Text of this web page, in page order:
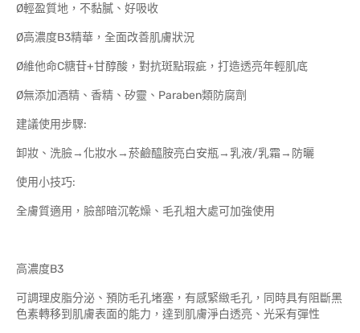
Ø輕盈質地，不黏膩、好吸收
Ø高濃度B3精華，全面改善肌膚狀況
Ø維他命C糖苷+甘醇酸，對抗斑點瑕疵，打造透亮年輕肌底
Ø無添加酒精、香精、矽靈、Paraben類防腐劑
建議使用步驟:
卸妝、洗臉→化妝水→菸鹼醯胺亮白安瓶→乳液/乳霜→防曬
使用小技巧:
全膚質適用，臉部暗沉乾燥、毛孔粗大處可加強使用
高濃度B3
可調理皮脂分泌、預防毛孔堵塞，有感緊緻毛孔，同時具有阻斷黑
色素轉移到肌膚表面的能力，達到肌膚淨白透亮、光采有彈性